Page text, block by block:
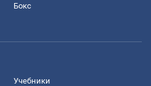
Бокс
Учебники